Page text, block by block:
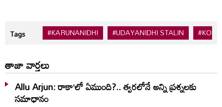
Tags #KARUNANIDHI #UDAYANIDHI STALIN
తాజా వార్తలు
Allu Arjun: రాకా’లో ఏముంది?.. త్వరలోనే అన్ని ప్రశ్నలకు
సమాధానం